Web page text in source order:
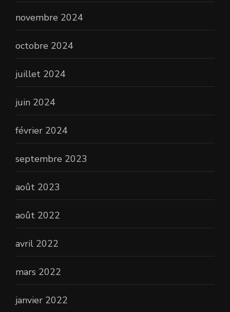
novembre 2024
octobre 2024
juillet 2024
juin 2024
février 2024
septembre 2023
août 2023
août 2022
avril 2022
mars 2022
janvier 2022